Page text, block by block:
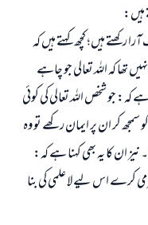
ہیں:
ہیں؛ کچھ کہتے ہیں کہ
تھا کہ اللہ تعالی جو چاہے
کہ: جو شخص اللہ تعالی کی کوئی
کر ان پر ایمان رکھے تو وہ
ان کا یہ بھی کہنا ہے کہ:
کرے اس لیے لا علمی کی بنا